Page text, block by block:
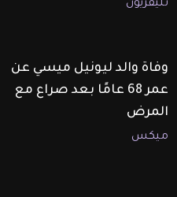
تليفزيون
وفاة والد ليونيل ميسي عن
عمر 68 عامًا بعد صراع مع
المرض
ميكس